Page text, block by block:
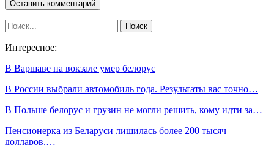
Интересное:
В Варшаве на вокзале умер белорус
В России выбрали автомобиль года. Результаты вас точно…
В Польше белорус и грузин не могли решить, кому идти за…
Пенсионерка из Беларуси лишилась более 200 тысяч
долларов.…